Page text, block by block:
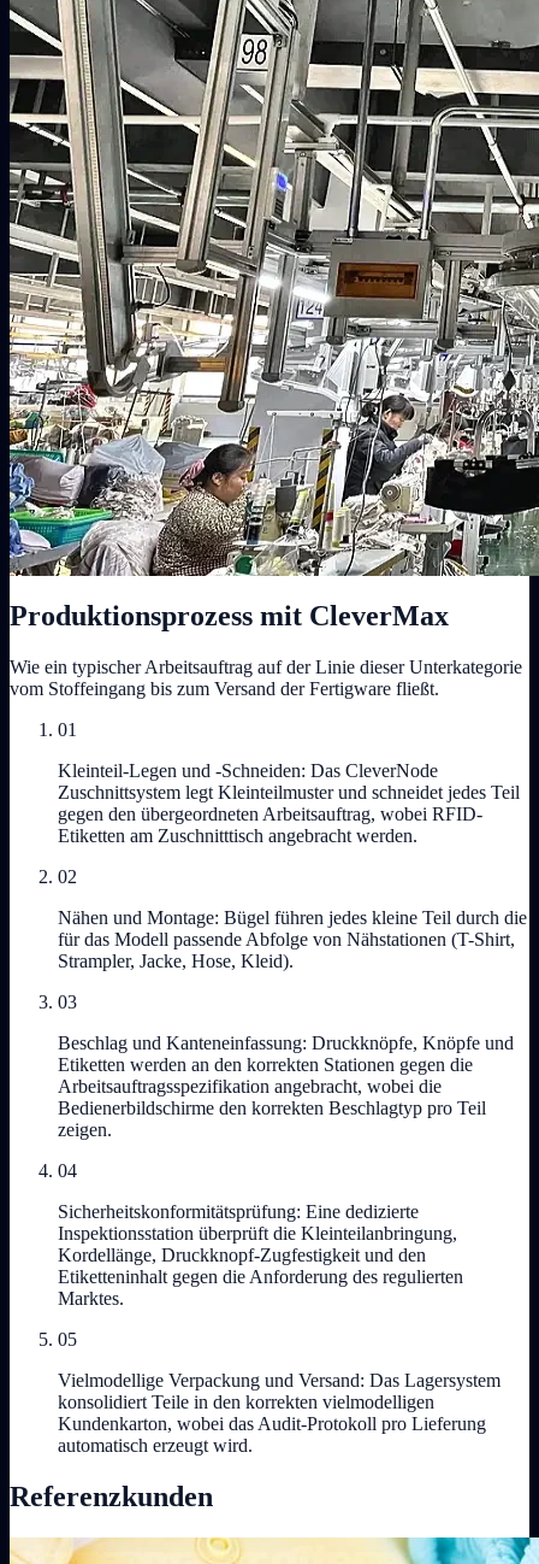
Produktionsprozess mit CleverMax
Wie ein typischer Arbeitsauftrag auf der Linie dieser Unterkategorie
vom Stoffeingang bis zum Versand der Fertigware fließt.
01
Kleinteil-Legen und -Schneiden: Das CleverNode
Zuschnittsystem legt Kleinteilmuster und schneidet jedes Teil
gegen den übergeordneten Arbeitsauftrag, wobei RFID-
Etiketten am Zuschnitttisch angebracht werden.
02
Nähen und Montage: Bügel führen jedes kleine Teil durch die
für das Modell passende Abfolge von Nähstationen (T-Shirt,
Strampler, Jacke, Hose, Kleid).
03
Beschlag und Kanteneinfassung: Druckknöpfe, Knöpfe und
Etiketten werden an den korrekten Stationen gegen die
Arbeitsauftragsspezifikation angebracht, wobei die
Bedienerbildschirme den korrekten Beschlagtyp pro Teil
zeigen.
04
Sicherheitskonformitätsprüfung: Eine dedizierte
Inspektionsstation überprüft die Kleinteilanbringung,
Kordellänge, Druckknopf-Zugfestigkeit und den
Etiketteninhalt gegen die Anforderung des regulierten
Marktes.
05
Vielmodellige Verpackung und Versand: Das Lagersystem
konsolidiert Teile in den korrekten vielmodelligen
Kundenkarton, wobei das Audit-Protokoll pro Lieferung
automatisch erzeugt wird.
Referenzkunden